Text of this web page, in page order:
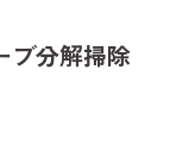
分解掃除